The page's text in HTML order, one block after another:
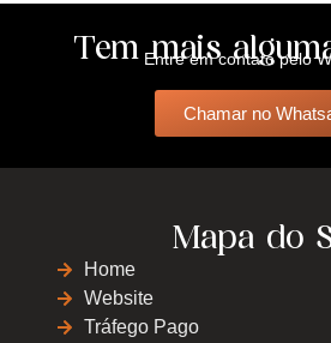
Tem maisEntre em contato pelo
Chamar no
Mapa do
Home
Website
Tráfego Pago